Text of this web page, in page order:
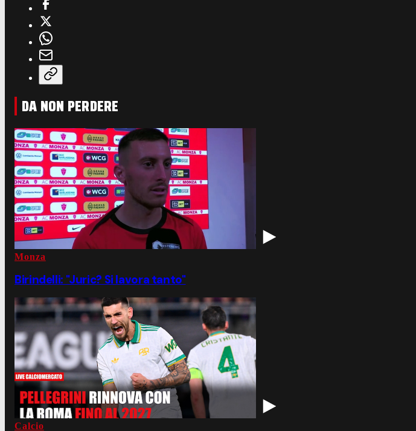
DA NON PERDERE
Monza
Birindelli: "Juric? Si lavora tanto"
Calcio